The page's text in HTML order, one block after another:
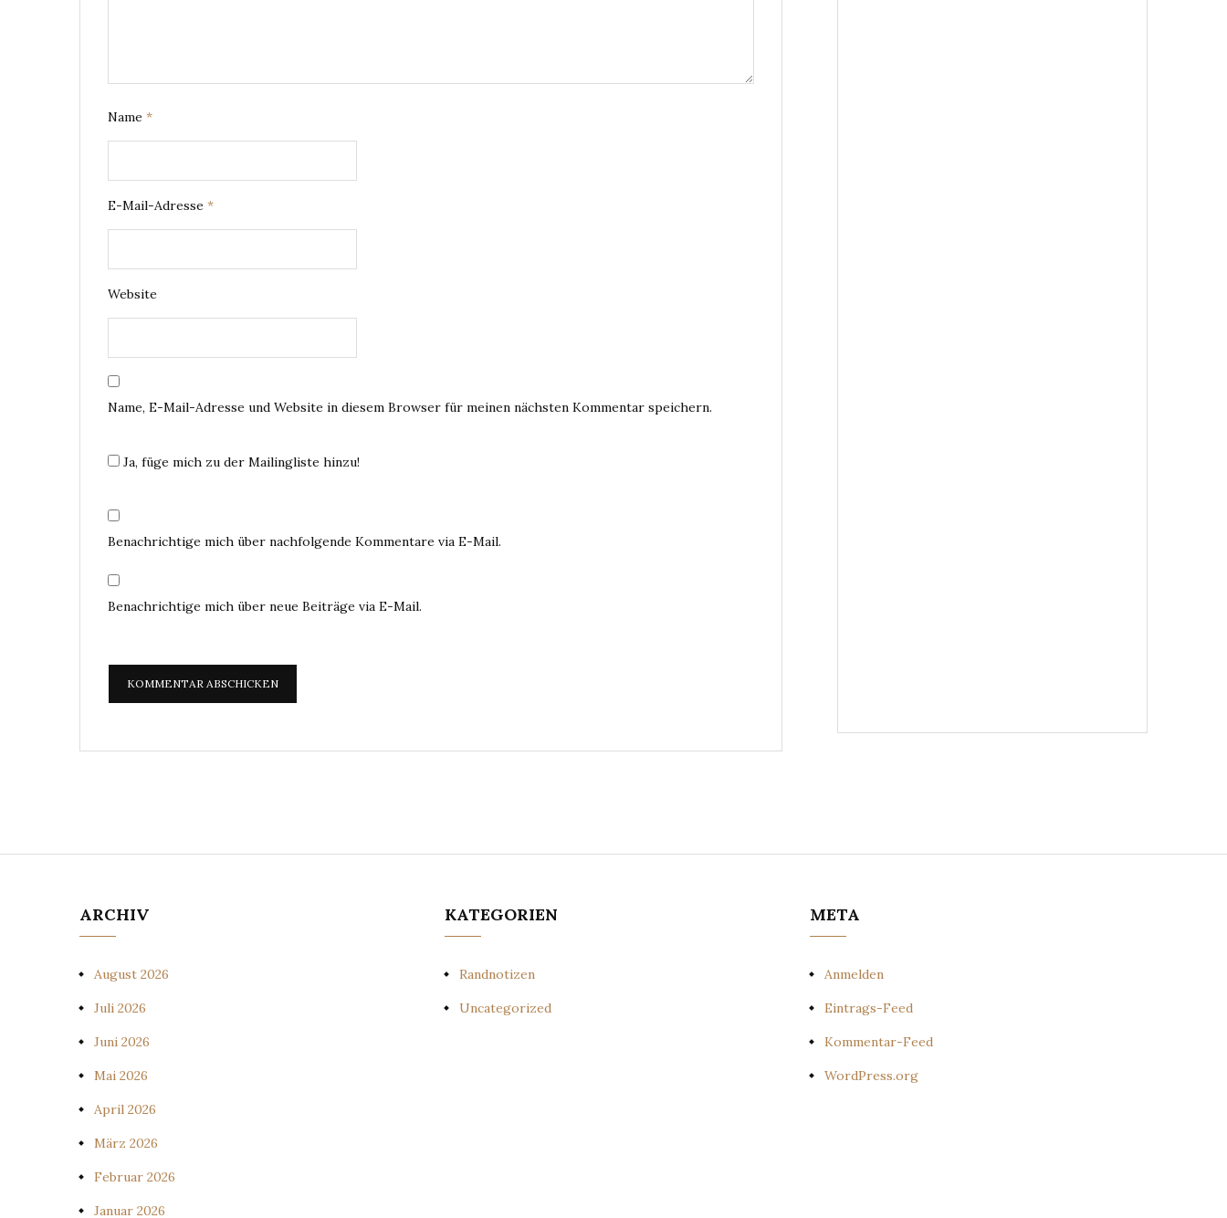
Name *
E-Mail-Adresse *
Website
Name, E-Mail-Adresse und Website in diesem Browser für meinen nächsten Kommentar speichern.
Ja, füge mich zu der Mailingliste hinzu!
Benachrichtige mich über nachfolgende Kommentare via E-Mail.
Benachrichtige mich über neue Beiträge via E-Mail.
ARCHIV
August 2026
Juli 2026
Juni 2026
Mai 2026
April 2026
März 2026
Februar 2026
Januar 2026
KATEGORIEN
Randnotizen
Uncategorized
META
Anmelden
Eintrags-Feed
Kommentar-Feed
WordPress.org